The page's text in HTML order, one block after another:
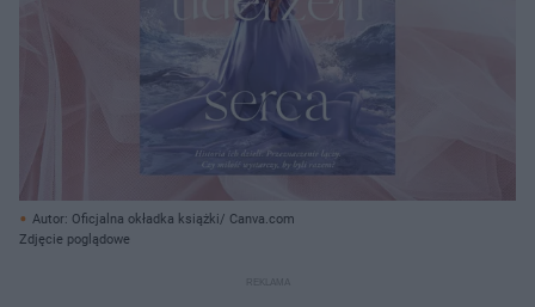
Autor: Oficjalna okładka książki/ Canva.com
Zdjęcie poglądowe